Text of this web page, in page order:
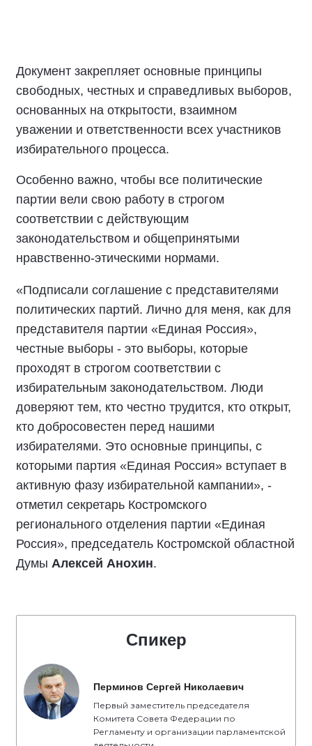
Документ закрепляет основные принципы
свободных, честных и справедливых выборов,
основанных на открытости, взаимном
уважении и ответственности всех участников
избирательного процесса.
Особенно важно, чтобы все политические
партии вели свою работу в строгом
соответствии с действующим
законодательством и общепринятыми
нравственно-этическими нормами.
«Подписали соглашение с представителями
политических партий. Лично для меня, как для
представителя партии «Единая Россия»,
честные выборы - это выборы, которые
доверяют тем, кто честно трудится, кто открыт,
кто добросовестен перед нашими
которыми партия «Единая Россия» вступает в
активную фазу избирательной кампании», -
отметил секретарь Костромского
регионального отделения партии «Единая